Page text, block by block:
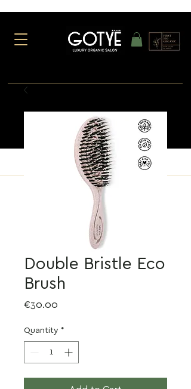
Double Bristle Eco
Brush
€30.00
Quantity *